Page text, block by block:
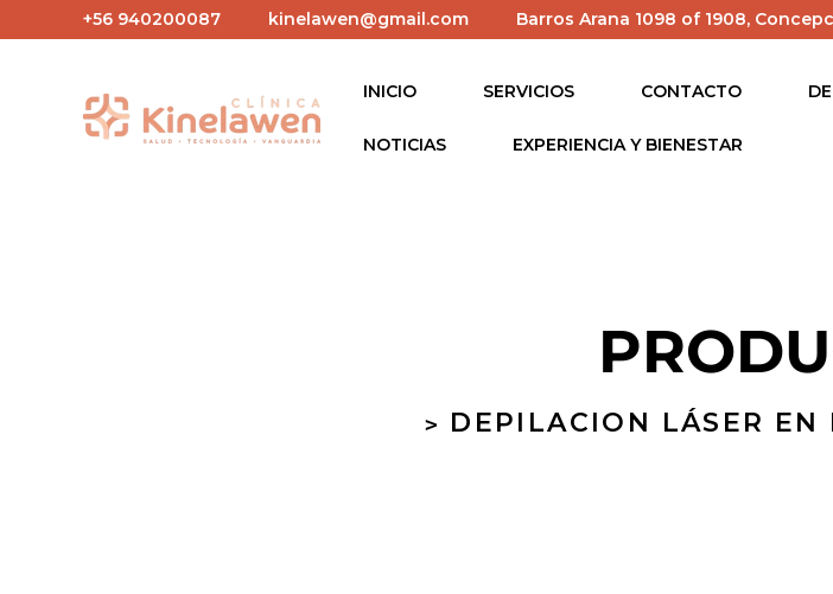
Ir directamente al contenido
+56 940200087 kinelawen@gmail.com Barros Arana 1098 of 1908,
INICIO SERVICIOS CONTACTO
NOTICIAS EXPERIENCIA Y BIENESTAR
> DEPILACION LÁSER EN